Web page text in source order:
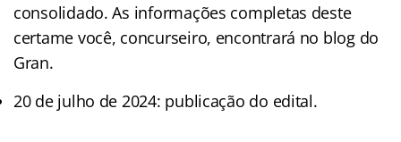
consolidado. As informações completas deste
certame você, concurseiro, encontrará no blog do
Gran.
20 de julho de 2024: publicação do edital.